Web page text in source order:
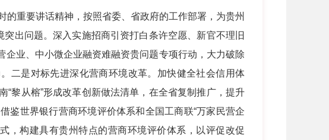
重要讲话精神，按照省委、省政府的工作部署，为贵州
出问题。深入实施招商引资打白条许空愿、新官不理旧
业、中小微企业融资难融资贵问题专项行动，大力破除
二是对标先进深化营商环境改革。加快健全社会信用体
黎从榕”形成改革创新做法清单，在全省复制推广，提升
鉴世界银行营商环境评价体系和全国工商联“万家民营企
，构建具有贵州特点的营商环境评价体系，以评促改促